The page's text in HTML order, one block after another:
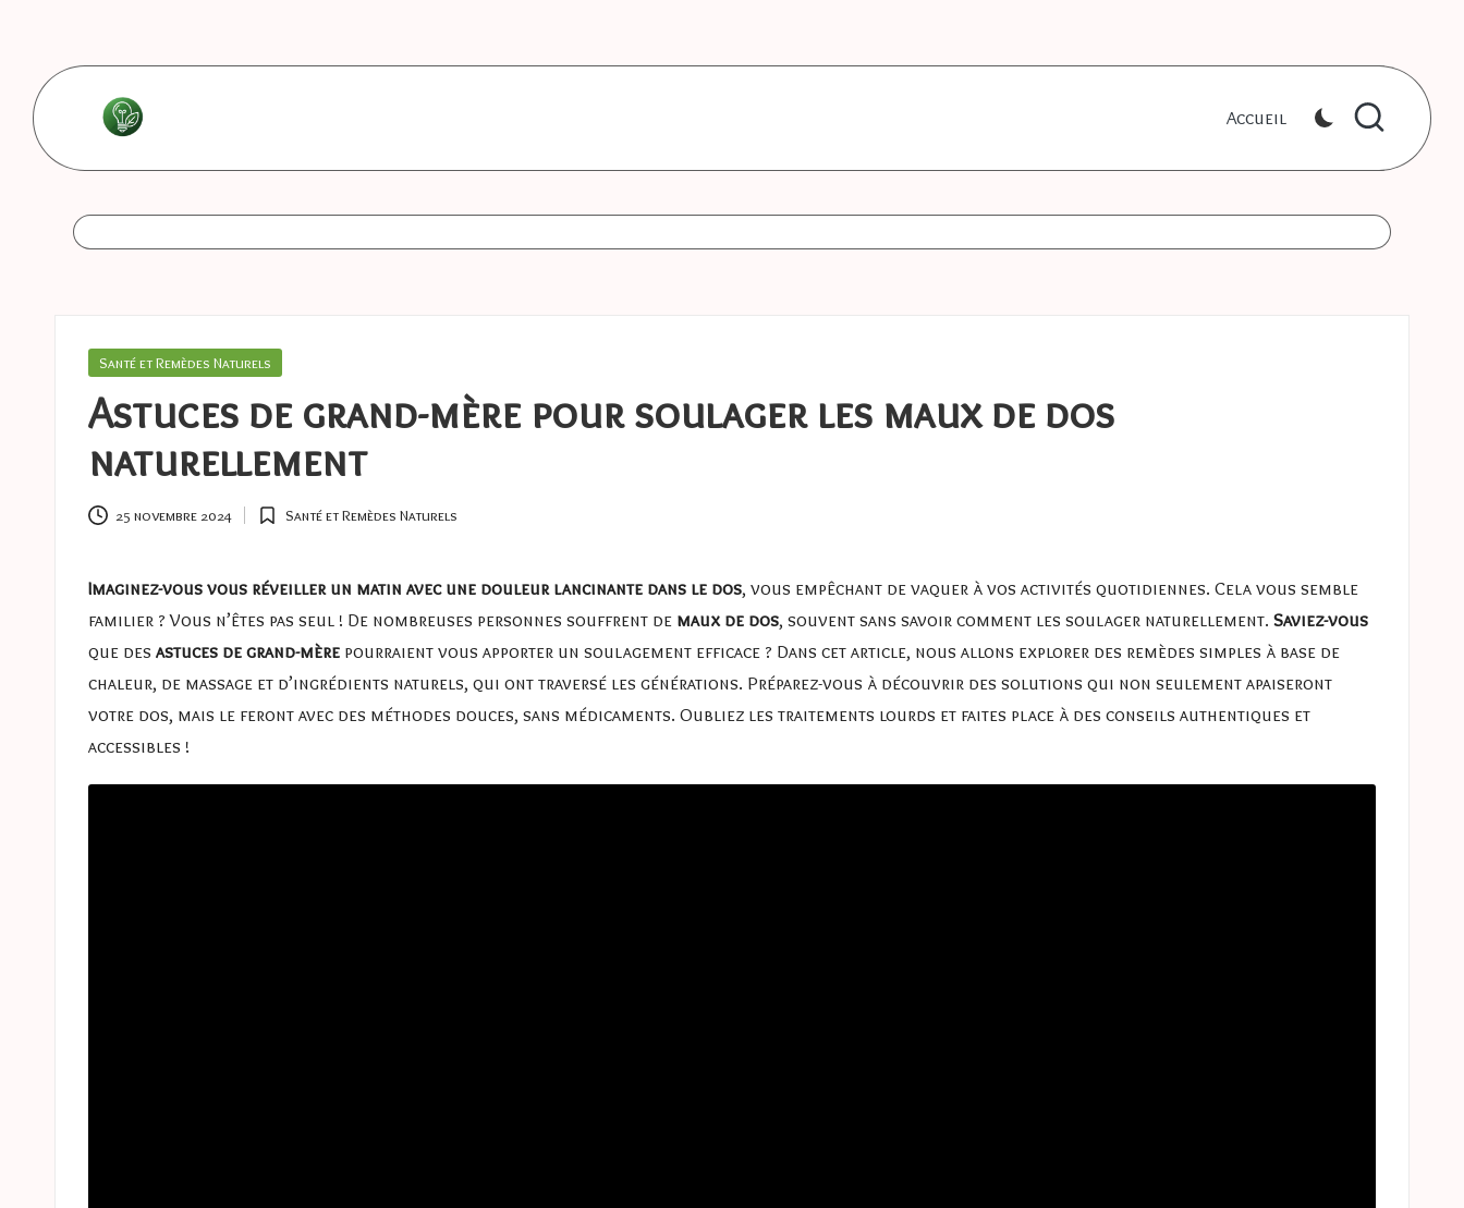
content
L
e
s
o
n
n
e
a
s
t
u
c
astuces
Accueil
Posted
Santé et Remèdes Naturels
Astuces de grand-mère pour soulager les maux de dos
naturellement
25 novembre 2024
Posted
Santé et Remèdes Naturels
Imaginez-vous vous réveiller un matin avec une douleur lancinante dans le dos, vous empêchant de vaquer à vos activités quotidiennes. Cela vous semble
familier ? Vous n’êtes pas seul ! De nombreuses personnes souffrent de maux de dos, souvent sans savoir comment les soulager naturellement. Saviez-vous
que des astuces de grand-mère pourraient vous apporter un soulagement efficace ? Dans cet article, nous allons explorer des remèdes simples à base de
chaleur, de massage et d’ingrédients naturels, qui ont traversé les générations. Préparez-vous à découvrir des solutions qui non seulement apaiseront
votre dos, mais le feront avec des méthodes douces, sans médicaments. Oubliez les traitements lourds et faites place à des conseils authentiques et
accessibles !